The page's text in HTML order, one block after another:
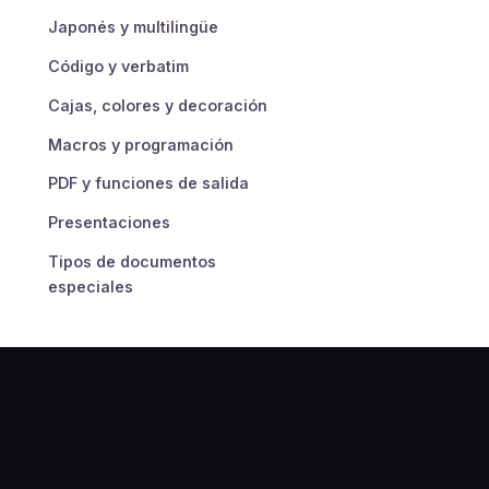
Japonés y multilingüe
Código y verbatim
Cajas, colores y decoración
Macros y programación
PDF y funciones de salida
Presentaciones
Tipos de documentos
especiales
cuidada